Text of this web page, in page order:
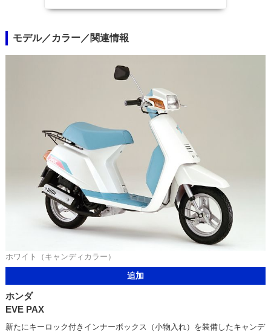
モデル／カラー／関連情報
ホワイト（キャンディカラー）
追加
ホンダ
EVE PAX
新たにキーロック付きインナーボックス（小物入れ）を装備したキャンデ